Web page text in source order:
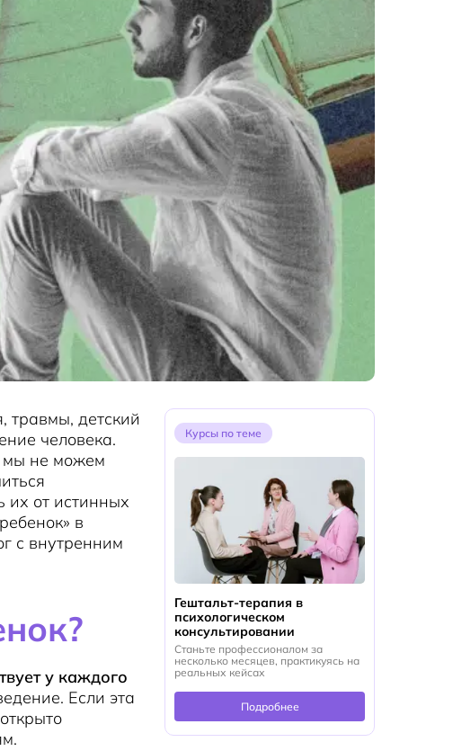
травмы, детский
человека.
мы не можем
их от истинных
в
с внутренним
у каждого
Если эта
Курсы по теме
Гештальт-терапия в
психологическом
консультировании
Станьте профессионалом за
несколько месяцев, практикуясь на
реальных кейсах
Подробнее